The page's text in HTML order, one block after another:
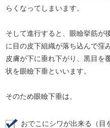
らくなってしまいます。
そして進行すると、眼瞼挙筋が
に目の皮下組織が落ち込んで窪
皮膚が下に垂れ下がり、黒目を
状を眼瞼下垂といいます。
そのため眼瞼下垂は、
おでこにシワが出来る（目